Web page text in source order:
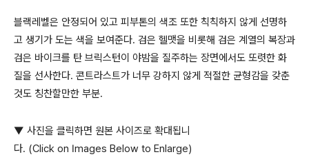
블랙레벨은 안정되어 있고 피부톤의 색조 또한 칙칙하지 않게 선명하
고 생기가 도는 색을 보여준다. 검은 헬맷을 비롯해 검은 계열의 복장과
검은 바이크를 탄 브릭스턴이 야밤을 질주하는 장면에서도 또렷한 화
질을 선사한다. 콘트라스트가 너무 강하지 않게 적절한 균형감을 갖춘
것도 칭찬할만한 부분.
▼ 사진을 클릭하면 원본 사이즈로 확대됩니
다. (Click on Images Below to Enlarge)